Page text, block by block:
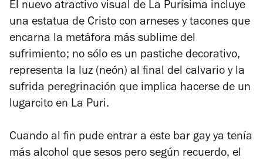
El nuevo atractivo visual de La Purísima incluye
una estatua de Cristo con arneses y tacones que
encarna la metáfora más sublime del
sufrimiento; no sólo es un pastiche decorativo,
representa la luz (neón) al final del calvario y la
sufrida peregrinación que implica hacerse de un
lugarcito en La Puri.
Cuando al fin pude entrar a este bar gay ya tenía
más alcohol que sesos pero según recuerdo, el